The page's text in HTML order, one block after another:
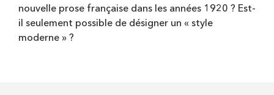
nouvelle prose française dans les années 1920 ? Est-
il seulement possible de désigner un « style
moderne » ?